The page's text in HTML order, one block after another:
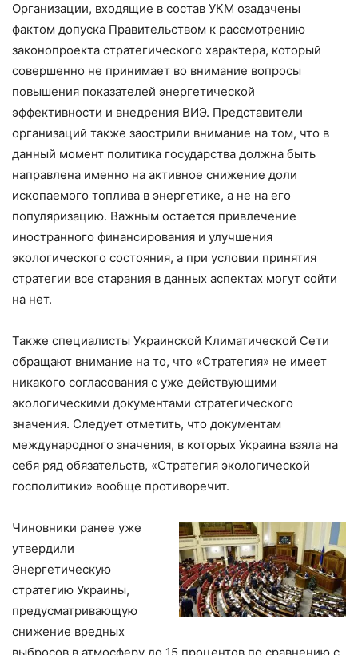
Организации, входящие в состав УКМ озадачены
фактом допуска Правительством к рассмотрению
законопроекта стратегического характера, который
совершенно не принимает во внимание вопросы
повышения показателей энергетической
эффективности и внедрения ВИЭ. Представители
организаций также заострили внимание на том, что в
данный момент политика государства должна быть
направлена ​​именно на активное снижение доли
ископаемого топлива в энергетике, а не на его
популяризацию. Важным остается привлечение
иностранного финансирования и улучшения
экологического состояния, а при условии принятия
стратегии все старания в данных аспектах могут сойти
на нет.
Также специалисты Украинской Климатической Сети
обращают внимание на то, что «Стратегия» не имеет
никакого согласования с уже действующими
экологическими документами стратегического
значения. Следует отметить, что документам
международного значения, в которых Украина взяла на
себя ряд обязательств, «Стратегия экологической
госполитики» вообще противоречит.
Чиновники ранее уже
утвердили
Энергетическую
стратегию Украины,
предусматривающую
снижение вредных